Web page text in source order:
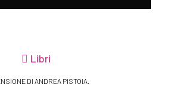
Libri
DI ANDREA PISTOIA.